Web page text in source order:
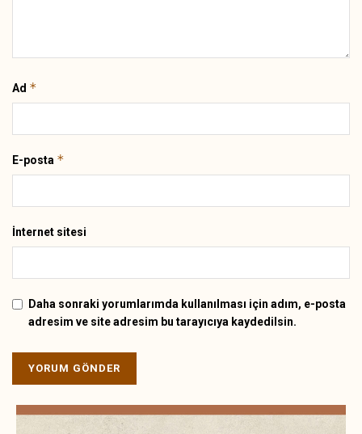
Ad *
E-posta *
İnternet sitesi
Daha sonraki yorumlarımda kullanılması için adım, e-posta
adresim ve site adresim bu tarayıcıya kaydedilsin.